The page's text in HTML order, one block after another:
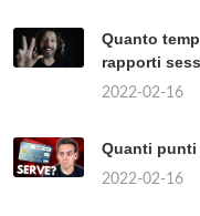
Quanto
rapporti
2022-02-16
Quanti punti
2022-02-16